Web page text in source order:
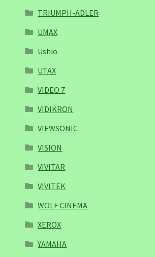
TRIUMPH-ADLER
UMAX
Ushio
UTAX
VIDEO 7
VIDIKRON
VIEWSONIC
VISION
VIVITAR
VIVITEK
WOLF CINEMA
XEROX
YAMAHA